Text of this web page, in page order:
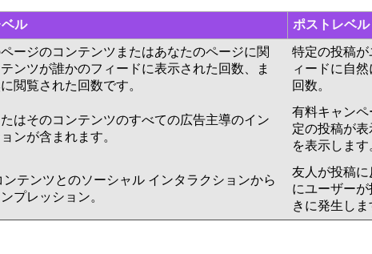
ル ポストレベル
ージのコンテンツまたはあなたのページに関
ンツが誰かのフィードに表示された回数、ま
閲覧された回数です。
特定の投稿が
ィードに自
回数。
はそのコンテンツのすべての広告主導のイン
ンが含まれます。
有料キャン
定の投稿が
を表示します
ンテンツとのソーシャル インタラクションから
プレッション。
友人が投稿
にユーザーが
きに発生しま